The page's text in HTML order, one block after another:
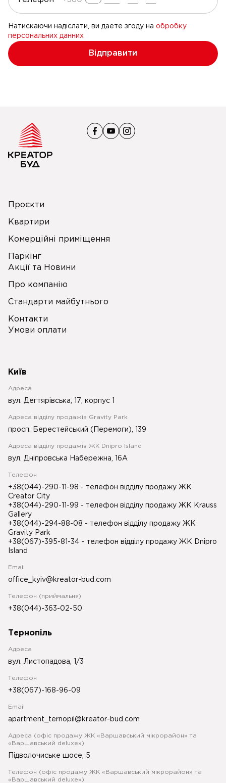
Натискаючи надіслати, ви даете згоду на обробку
персональних данних
Відправити
Проєкти
Квартири
Комерційні приміщення
Паркінг
Акції та Новини
Про компанію
Стандарти майбутнього
Контакти
Умови оплати
Київ
Адреса
вул. Дегтярівська, 17, корпус 1
Адреса відділу продажів Gravity Park
просп. Берестейський (Перемоги), 139
Адреса відділу продажів ЖК Dnipro Island
вул. Дніпровська Набережна, 16А
Телефон
+38(044)-290-11-98 - телефон відділу продажу ЖК
Creator City
+38(044)-290-11-99 - телефон відділу продажу ЖК Krauss
Gallery
+38(044)-294-88-08 - телефон відділу продажу ЖК
Gravity Park
+38(067)-395-81-34 - телефон відділу продажу ЖК Dnipro
Island
Email
office_kyiv@kreator-bud.com
Телефон (приймальня)
+38(044)-363-02-50
Тернопіль
Адреса
вул. Листопадова, 1/3
Телефон
+38(067)-168-96-09
Email
apartment_ternopil@kreator-bud.com
Адреса (офіс продажу ЖК «Варшавський мікрорайон» та
«Варшавський deluxe»)
Підволочиське шосе, 5
Телефон (офіс продажу ЖК «Варшавський мікрорайон» та
«Варшавський deluxe»)